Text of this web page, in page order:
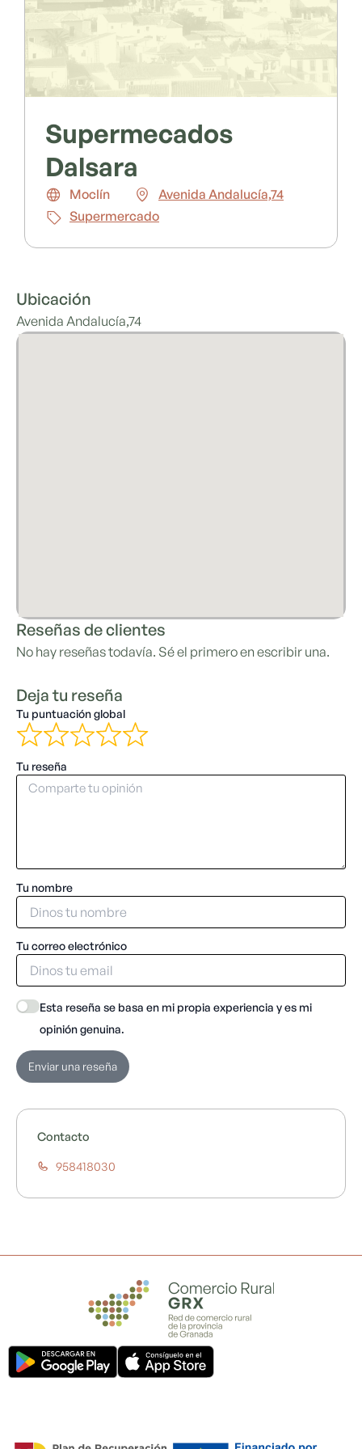
Supermecados
Dalsara
Moclín
Avenida Andalucía,74
Supermercado
Ubicación
Avenida Andalucía,74
Reseñas de clientes
No hay reseñas todavía. Sé el primero en escribir una.
Deja tu reseña
Tu puntuación global
Tu reseña
Tu nombre
Tu correo electrónico
Esta reseña se basa en mi propia experiencia y es mi
opinión genuina.
Enviar una reseña
Contacto
958418030